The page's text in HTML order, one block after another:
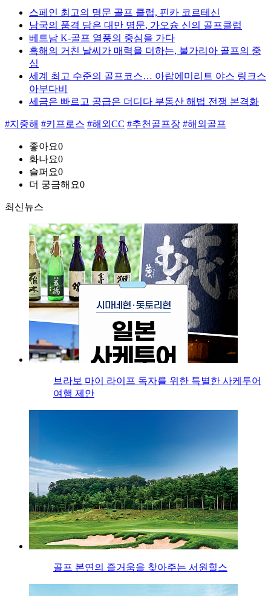
스페인 최고의 명문 골프 클럽, 핀카 코르테신
남국의 품격 담은 대만 명문, 가오슝 신의 골프클럽
베트남 K-골프 열풍의 중심을 가다
흑해의 거친 날씨가 매력을 더하는, 불가리아 골프의 중
심
세계 최고 수준의 골프코스… 아랍에미리트 야스 링크스
아부다비
세금은 빠르고 공급은 더디다 부동산 해법 전쟁 본격화
#지중해 #키프로스 #해외CC #추천골프장 #해외골프
좋아요0
화나요0
슬퍼요0
더 궁금해요0
최신뉴스
브라보 마이 라이프 독자를 위한 특별한 사케투어
여행 제안
골프 본연의 즐거움을 찾아주는 서원힐스